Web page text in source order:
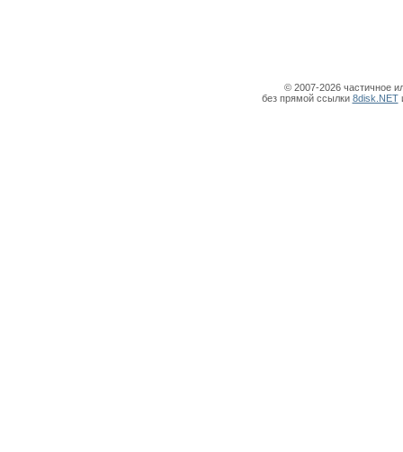
© 2007-2026 частичное
без прямой ссылки 8disk.NET